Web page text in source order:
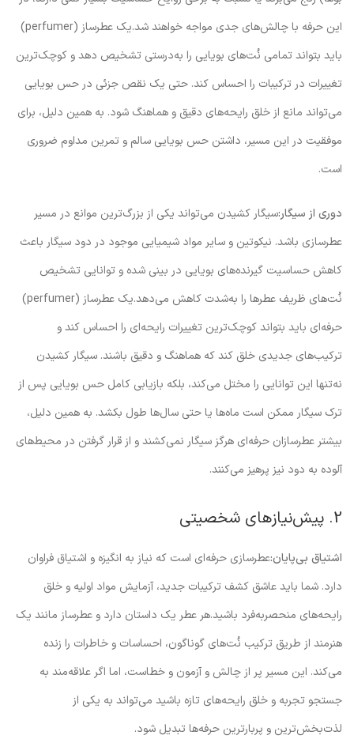
این حرفه با چالش‌های جدی مواجه خواهند شد.یک عطرساز (perfumer)
باید بتواند تمامی نُت‌های بویایی را به‌درستی تشخیص دهد و کوچک‌ترین
تغییرات در ترکیبات را احساس کند. حتی یک نقص جزئی در حس بویایی
می‌تواند مانع از خلق رایحه‌های دقیق و هماهنگ شود. به همین دلیل، برای
موفقیت در این مسیر، داشتن حس بویایی سالم و تمرین مداوم ضروری
است.
دوری از سیگار:سیگار کشیدن می‌تواند یکی از بزرگ‌ترین موانع در مسیر
عطرسازی باشد. نیکوتین و سایر مواد شیمیایی موجود در دود سیگار باعث
کاهش حساسیت گیرنده‌های بویایی در بینی شده و توانایی تشخیص
نُت‌های ظریف عطرها را به‌شدت کاهش می‌دهد.یک عطرساز (perfumer)
حرفه‌ای باید بتواند کوچک‌ترین تغییرات رایحه‌ای را احساس کند و
ترکیب‌های جدیدی خلق کند که هماهنگ و دقیق باشند. سیگار کشیدن
نه‌تنها این توانایی را مختل می‌کند، بلکه بازیابی کامل حس بویایی پس از
ترک سیگار ممکن است ماه‌ها یا حتی سال‌ها طول بکشد. به همین دلیل،
بیشتر عطرسازان حرفه‌ای هرگز سیگار نمی‌کشند و از قرار گرفتن در محیط‌های
آلوده به دود نیز پرهیز می‌کنند.
2. پیش‌نیازهای شخصیتی
اشتیاق بی‌پایان:عطرسازی حرفه‌ای است که نیاز به انگیزه و اشتیاق فراوان
دارد. شما باید عاشق کشف ترکیبات جدید، آزمایش مواد اولیه و خلق
رایحه‌های منحصربه‌فرد باشید.هر عطر یک داستان دارد و عطرساز مانند یک
هنرمند از طریق ترکیب نُت‌های گوناگون، احساسات و خاطرات را زنده
می‌کند. این مسیر پر از چالش و آزمون و خطاست، اما اگر علاقه‌مند به
جستجو تجربه و خلق رایحه‌های تازه باشید می‌تواند به یکی از
لذت‌بخش‌ترین و پربارترین حرفه‌ها تبدیل شود.